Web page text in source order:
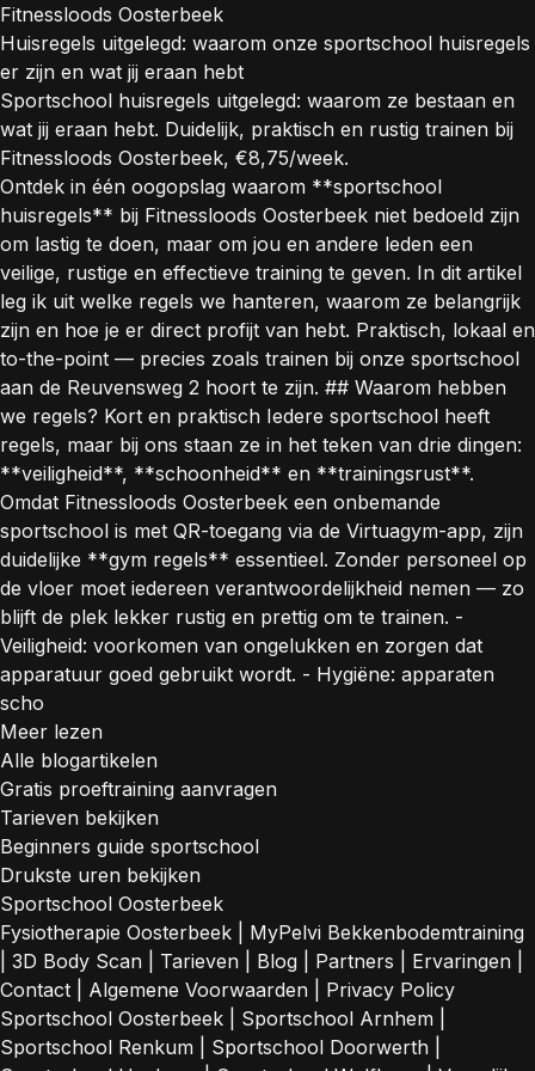
Fitnessloods Oosterbeek
Huisregels uitgelegd: waarom onze sportschool huisregels
er zijn en wat jij eraan hebt
Sportschool huisregels uitgelegd: waarom ze bestaan en
wat jij eraan hebt. Duidelijk, praktisch en rustig trainen bij
Fitnessloods Oosterbeek, €8,75/week.
Ontdek in één oogopslag waarom **sportschool
huisregels** bij Fitnessloods Oosterbeek niet bedoeld zijn
om lastig te doen, maar om jou en andere leden een
veilige, rustige en effectieve training te geven. In dit artikel
leg ik uit welke regels we hanteren, waarom ze belangrijk
zijn en hoe je er direct profijt van hebt. Praktisch, lokaal en
to-the-point — precies zoals trainen bij onze sportschool
aan de Reuvensweg 2 hoort te zijn. ## Waarom hebben
we regels? Kort en praktisch Iedere sportschool heeft
regels, maar bij ons staan ze in het teken van drie dingen:
**veiligheid**, **schoonheid** en **trainingsrust**.
Omdat Fitnessloods Oosterbeek een onbemande
sportschool is met QR-toegang via de Virtuagym-app, zijn
duidelijke **gym regels** essentieel. Zonder personeel op
de vloer moet iedereen verantwoordelijkheid nemen — zo
blijft de plek lekker rustig en prettig om te trainen. -
Veiligheid: voorkomen van ongelukken en zorgen dat
apparatuur goed gebruikt wordt. - Hygiëne: apparaten
scho
Meer lezen
Alle blogartikelen
Gratis proeftraining aanvragen
Tarieven bekijken
Beginners guide sportschool
Drukste uren bekijken
Sportschool Oosterbeek
Fysiotherapie Oosterbeek
MyPelvi Bekkenbodemtraining
3D Body Scan Tarieven Blog Partners Ervaringen
Contact
Algemene Voorwaarden
Privacy Policy
Sportschool Oosterbeek
Sportschool Arnhem
Sportschool Renkum
Sportschool Doorwerth